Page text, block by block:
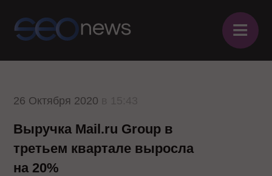
≡
26 Октября 2020
Выручка Mail.ru Group в
третьем квартале выросла
на 20%